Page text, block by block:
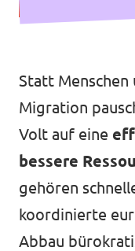
Datenschutz
Kontakt
Statt
Migration
Volt auf eine
bessere
gehören
koordinierte
Abbau